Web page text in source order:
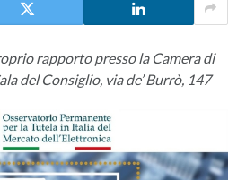
rapporto presso la Camera di
del Consiglio, via de’ Burrò, 147